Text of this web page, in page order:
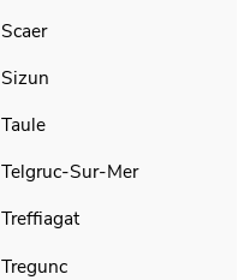
Scaer
Sizun
Taule
Telgruc-Sur-Mer
Treffiagat
Tregunc